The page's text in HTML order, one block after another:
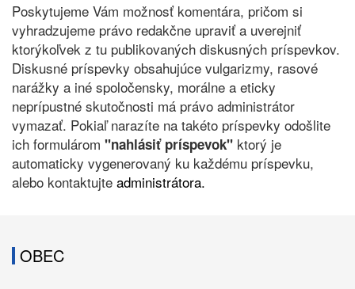
Poskytujeme Vám možnosť komentára, pričom si
vyhradzujeme právo redakčne upraviť a uverejniť
ktorýkoľvek z tu publikovaných diskusných príspevkov.
Diskusné príspevky obsahujúce vulgarizmy, rasové
narážky a iné spoločensky, morálne a eticky
neprípustné skutočnosti má právo administrátor
vymazať. Pokiaľ narazíte na takéto príspevky odošlite
ich formulárom "nahlásiť príspevok" ktorý je
automaticky vygenerovaný ku každému príspevku,
alebo kontaktujte administrátora.
OBEC